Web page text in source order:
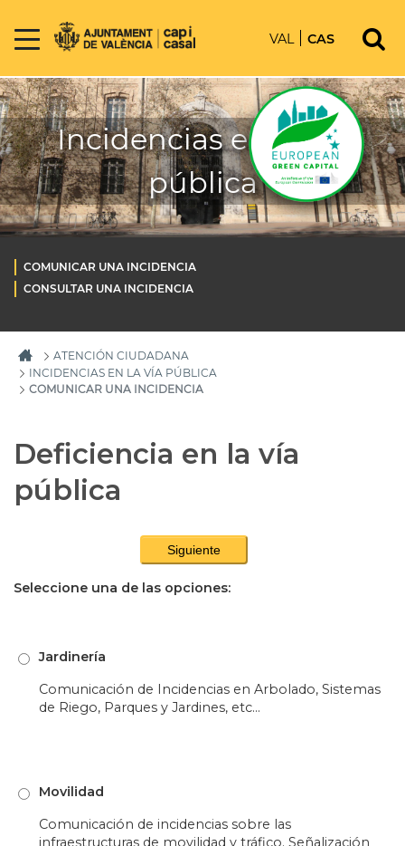
VAL CAS
Incidencias en la vía
pública
COMUNICAR UNA INCIDENCIA
CONSULTAR UNA INCIDENCIA
ATENCIÓN CIUDADANA
INCIDENCIAS EN LA VÍA PÚBLICA
COMUNICAR UNA INCIDENCIA